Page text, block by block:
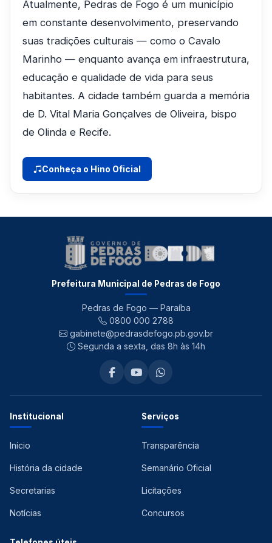
Atualmente, Pedras de Fogo é um município
em constante desenvolvimento, preservando
suas tradições culturais — como o Cavalo
Marinho — enquanto avança em infraestrutura,
educação e qualidade de vida para seus
habitantes. A cidade também guarda a memória
de D. Vital Maria Gonçalves de Oliveira, bispo
de Olinda e Recife.
Conheça o Hino Oficial
Prefeitura Municipal de Pedras de Fogo
Pedras de Fogo — Paraíba
0800 000 2788
gabinete@pedrasdefogo.pb.gov.br
Segunda a sexta, das 8h às 14h
Institucional
Início
História da cidade
Secretarias
Notícias
Serviços
Transparência
Semanário Oficial
Licitações
Concursos